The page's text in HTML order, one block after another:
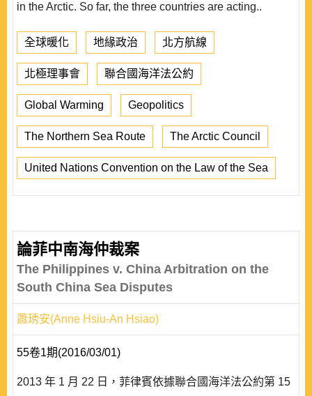
in the Arctic. So far, the three countries are acting..
全球暖化 地緣政治 北方航線
北極理事會 聯合國海洋法公約
Global Warming Geopolitics
The Northern Sea Route The Arctic Council
United Nations Convention on the Law of the Sea
論菲中南海仲裁案
The Philippines v. China Arbitration on the
South China Sea Disputes
蕭琇安(Anne Hsiu-An Hsiao)
55卷1期(2016/03/01)
2013 年 1 月 22 日，菲律賓依據聯合國海洋法公約第 15